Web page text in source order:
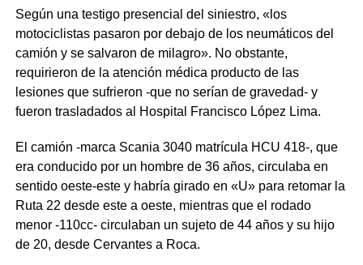
Según una testigo presencial del siniestro, «los
motociclistas pasaron por debajo de los neumáticos del
camión y se salvaron de milagro». No obstante,
requirieron de la atención médica producto de las
lesiones que sufrieron -que no serían de gravedad- y
fueron trasladados al Hospital Francisco López Lima.
El camión -marca Scania 3040 matrícula HCU 418-, que
era conducido por un hombre de 36 años, circulaba en
sentido oeste-este y habría girado en «U» para retomar la
Ruta 22 desde este a oeste, mientras que el rodado
menor -110cc- circulaban un sujeto de 44 años y su hijo
de 20, desde Cervantes a Roca.